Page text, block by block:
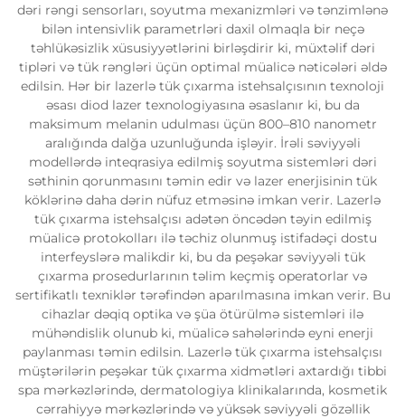
dəri rəngi sensorları, soyutma mexanizmləri və tənzimlənə
bilən intensivlik parametrləri daxil olmaqla bir neçə
təhlükəsizlik xüsusiyyətlərini birləşdirir ki, müxtəlif dəri
tipləri və tük rəngləri üçün optimal müalicə nəticələri əldə
edilsin. Hər bir lazerlə tük çıxarma istehsalçısının texnoloji
əsası diod lazer texnologiyasına əsaslanır ki, bu da
maksimum melanin udulması üçün 800–810 nanometr
aralığında dalğa uzunluğunda işləyir. İrəli səviyyəli
modellərdə inteqrasiya edilmiş soyutma sistemləri dəri
səthinin qorunmasını təmin edir və lazer enerjisinin tük
köklərinə daha dərin nüfuz etməsinə imkan verir. Lazerlə
tük çıxarma istehsalçısı adətən öncədən təyin edilmiş
müalicə protokolları ilə təchiz olunmuş istifadəçi dostu
interfeyslərə malikdir ki, bu da peşəkar səviyyəli tük
çıxarma prosedurlarının təlim keçmiş operatorlar və
sertifikatlı texniklər tərəfindən aparılmasına imkan verir. Bu
cihazlar dəqiq optika və şüa ötürülmə sistemləri ilə
mühəndislik olunub ki, müalicə sahələrində eyni enerji
paylanması təmin edilsin. Lazerlə tük çıxarma istehsalçısı
müştərilərin peşəkar tük çıxarma xidmətləri axtardığı tibbi
spa mərkəzlərində, dermatologiya klinikalarında, kosmetik
cərrahiyyə mərkəzlərində və yüksək səviyyəli gözəllik